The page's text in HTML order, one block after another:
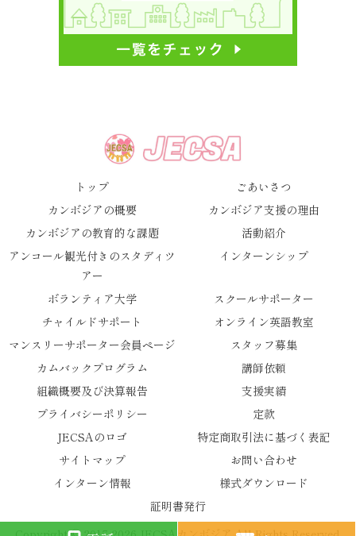
トップ
ごあいさつ
カンボジアの概要
カンボジア支援の理由
カンボジアの教育的な課題
活動紹介
アンコール観光付きのスタディツ
アー
インターンシップ
ボランティア大学
スクールサポーター
チャイルドサポート
オンライン英語教室
マンスリーサポーター会員ページ
スタッフ募集
カムバックプログラム
講師依頼
組織概要及び決算報告
支援実績
プライバシーポリシー
定款
JECSAのロゴ
特定商取引法に基づく表記
サイトマップ
お問い合わせ
インターン情報
様式ダウンロード
証明書発行